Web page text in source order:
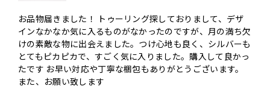
お品物届きました！ トゥーリング探しておりまして、デザ
インなかなか気に入るものがなかったのですが、月の満ち欠
けの素敵な物に出会えました。つけ心地も良く、シルバーも
とてもピカピカで、すごく気に入りました。購入して良かっ
たです お早い対応や丁寧な梱包もありがとうございます。
また、お願い致します